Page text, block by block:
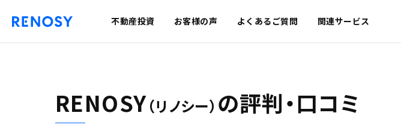
不動産投資 お客様の声 よくあるご質問 関連サービス
RENOSY（リノシー） の評判・口コミ